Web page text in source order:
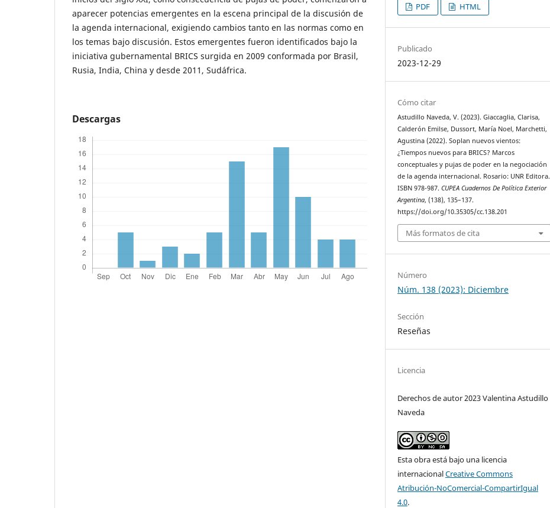
aparecer potencias emergentes en la escena principal de la discusión de
la agenda internacional, exigiendo cambios tanto en las normas como en
los temas bajo discusión. Estos emergentes fueron identificados bajo la
iniciativa gubernamental BRICS surgida en 2009 conformada por Brasil,
Rusia, India, China y desde 2011, Sudáfrica.
Descargas
PDF HTML
Publicado
2023-12-29
Cómo citar
Astudillo Naveda, V. (2023). Giaccaglia, Clarisa,
Calderón Emilse, Dussort, María Noel, Marchetti,
Agustina (2022). Soplan nuevos vientos:
¿Tiempos nuevos para BRICS? Marcos
conceptuales y pujas de poder en la negociación
de la agenda internacional. Rosario: UNR Editora.
ISBN 978-987.CUPEA Cuadernos De Política Exterior
Argentina, (138), 135–137.
https://doi.org/10.35305/cc.138.201
Más formatos de cita
Número
Núm. 138 (2023): Diciembre
Sección
Reseñas
Licencia
Derechos de autor 2023 Valentina Astudillo
Naveda
Esta obra está bajo una licencia
internacionalCreative Commons
Atribución-NoComercial-CompartirIgual
4.0.